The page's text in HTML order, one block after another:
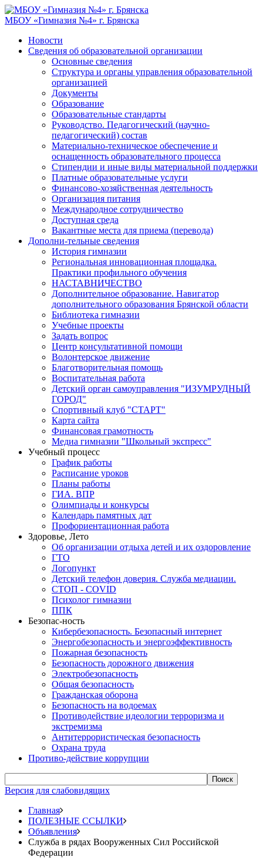
МБОУ «Гимназия №4» г. Брянска
Новости
Сведения об образовательной организации
Основные сведения
Структура и органы управления образовательной
организацией
Документы
Образование
Образовательные стандарты
Руководство. Педагогический (научно-
педагогический) состав
Материально-техническое обеспечение и
оснащенность образовательного процесса
Стипендии и иные виды материальной поддержки
Платные образовательные услуги
Финансово-хозяйственная деятельность
Организация питания
Международное сотрудничество
Доступная среда
Вакантные места для приема (перевода)
Дополни-тельные сведения
История гимназии
Региональная инновационная площадка.
Практики профильного обучения
НАСТАВНИЧЕСТВО
Дополнительное образование. Навигатор
дополнительного образования Брянской области
Библиотека гимназии
Учебные проекты
Задать вопрос
Центр консультативной помощи
Волонтерское движение
Благотворительная помощь
Воспитательная работа
Детский орган самоуправления "ИЗУМРУДНЫЙ
ГОРОД"
Спортивный клуб "СТАРТ"
Карта сайта
Финансовая грамотность
Медиа гимназии "Школьный экспресс"
Учебный процесс
График работы
Расписание уроков
Планы работы
ГИА. ВПР
Олимпиады и конкурсы
Календарь памятных дат
Профориентационная работа
Здоровье, Лето
Об организации отдыха детей и их оздоровление
ГТО
Логопункт
Детский телефон доверия. Служба медиации.
СТОП - COVID
Психолог гимназии
ППК
Безопас-ность
Кибербезопасность. Безопасный интернет
Энергобезопасность и энергоэффективность
Пожарная безопасность
Безопасность дорожного движения
Электробезопасность
Общая безопасность
Гражданская оборона
Безопасность на водоемах
Противодействие идеологии терроризма и
экстремизма
Антитеррористическая безопасность
Охрана труда
Противо-действие коррупции
Поиск
Версия для слабовидящих
Главная
ПОЛЕЗНЫЕ ССЫЛКИ
Объявления
Служба в рядах Вооруженных Сил Российской
Федерации